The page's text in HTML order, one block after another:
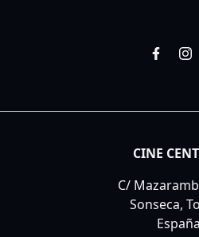
CINE
C/
Sonseca,
España